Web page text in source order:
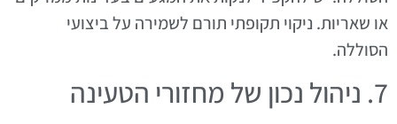
או שאריות. ניקוי תקופתי תורם לשמירה על ביצועי
הסוללה.
7. ניהול נכון של מחזורי הטעינה